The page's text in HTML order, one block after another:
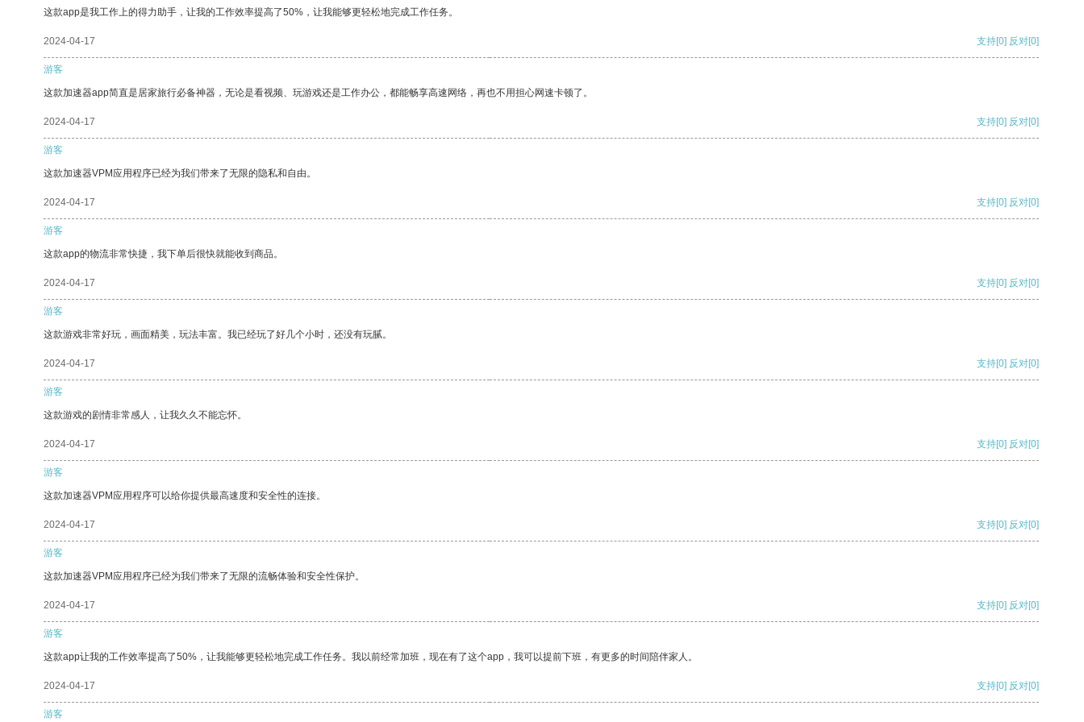
这款app是我工作上的得力助手，让我的工作效率提高了50%，让我能够更轻松地完成工作任务。
2024-04-17 支持[0] 反对[0]
游客
这款加速器app简直是居家旅行必备神器，无论是看视频、玩游戏还是工作办公，都能畅享高速网络，再也不用担心网速卡顿了。
2024-04-17 支持[0] 反对[0]
游客
这款加速器VPM应用程序已经为我们带来了无限的隐私和自由。
2024-04-17 支持[0] 反对[0]
游客
这款app的物流非常快捷，我下单后很快就能收到商品。
2024-04-17 支持[0] 反对[0]
游客
这款游戏非常好玩，画面精美，玩法丰富。我已经玩了好几个小时，还没有玩腻。
2024-04-17 支持[0] 反对[0]
游客
这款游戏的剧情非常感人，让我久久不能忘怀。
2024-04-17 支持[0] 反对[0]
游客
这款加速器VPM应用程序可以给你提供最高速度和安全性的连接。
2024-04-17 支持[0] 反对[0]
游客
这款加速器VPM应用程序已经为我们带来了无限的流畅体验和安全性保护。
2024-04-17 支持[0] 反对[0]
游客
这款app让我的工作效率提高了50%，让我能够更轻松地完成工作任务。我以前经常加班，现在有了这个app，我可以提前下班，有更多的时间陪伴家人。
2024-04-17 支持[0] 反对[0]
游客